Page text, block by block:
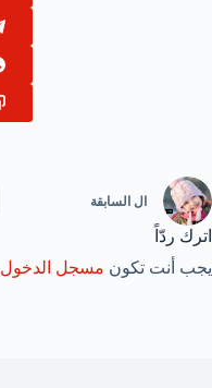
ال السابقة
اترك ردّاً
يجب أنت تكون مسجل الدخول